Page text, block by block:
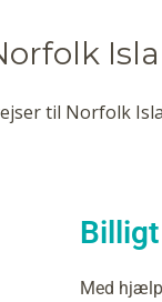
til Norfolk
Med